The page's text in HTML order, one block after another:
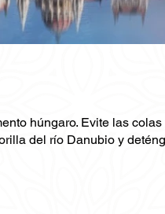
húngaro. Evite las
del río Danubio y